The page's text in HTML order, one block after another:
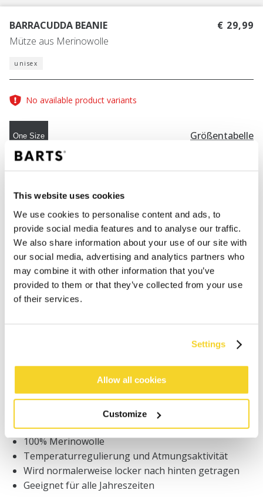
This website uses cookies
We use cookies to personalise content and ads, to
provide social media features and to analyse our traffic.
We also share information about your use of our site with
our social media, advertising and analytics partners who
may combine it with other information that you’ve
provided to them or that they’ve collected from your use
of their services.
Settings
Allow all cookies
Customize
BARRACUDDA BEANIE
Mütze aus Merinowolle
€ 29,99
unisex
No available product variants
One Size Größentabelle
IN DEN WARENKORB
Bestellungen, die vor 12 Uhr MEZ (Montag bis
Freitag) bei uns eingehen, werden noch am selben
Kostenlose Lieferung für Bestellungen über 50€
BESCHREIBUNG
Unisex-Mütze
100% Merinowolle
Temperaturregulierung und Atmungsaktivität
Wird normalerweise locker nach hinten getragen
Geeignet für alle Jahreszeiten